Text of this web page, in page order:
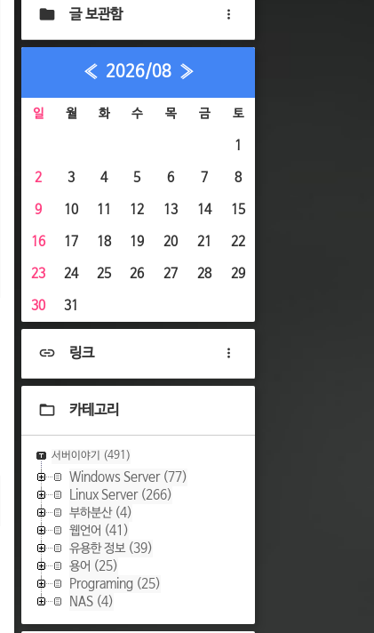
글 보관함
« 2026/08 »
일 월 화 수 목 금 토
1
2 3 4 5 6 7 8
9 10 11 12 13 14 15
16 17 18 19 20 21 22
23 24 25 26 27 28 29
30 31
링크
카테고리
서버이야기 (491)
Windows Server(77)
Linux Server(266)
부하분산(4)
웹언어 (41)
유용한 정보(39)
용어 (25)
Programing (25)
NAS (4)